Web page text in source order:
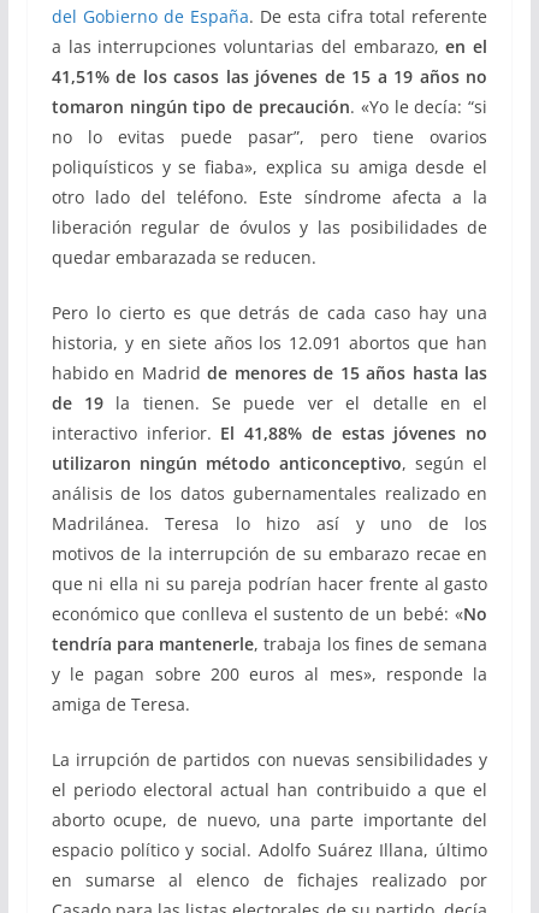
del Gobierno de España. De esta cifra total referente
a las interrupciones voluntarias del embarazo,en el
41,51% de los casos las jóvenes de 15 a 19 años no
tomaron ningún tipo de precaución. «Yo le decía: “si
no lo evitas puede pasar”, pero tiene ovarios
poliquísticos y se fiaba», explica su amiga desde el
otro lado del teléfono. Este síndrome afecta a la
liberación regular de óvulos y las posibilidades de
quedar embarazada se reducen.
Pero lo cierto es que detrás de cada caso hay una
historia, y en siete años los 12.091 abortos que han
habido en Madridde menores de 15 años hasta las
de 19 la tienen. Se puede ver el detalle en el
interactivo inferior. El 41,88% de estas jóvenes no
utilizaron ningún método anticonceptivo, según el
análisis de los datos gubernamentales realizado en
Madrilánea. Teresa lo hizo así y uno de los
motivos de la interrupción de su embarazo recae en
que ni ella ni su pareja podrían hacer frente al gasto
económico que conlleva el sustento de un bebé: «No
tendría para mantenerle, trabaja los fines de semana
y le pagan sobre 200 euros al mes», responde la
amiga de Teresa.
La irrupción de partidos con nuevas sensibilidades y
el periodo electoral actual han contribuido a que el
aborto ocupe, de nuevo, una parte importante del
espacio político y social. Adolfo Suárez Illana, último
en sumarse al elenco de fichajes realizado por